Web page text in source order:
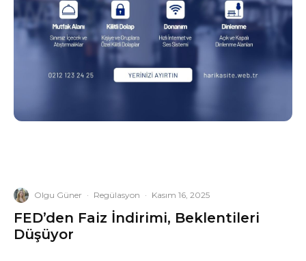
Olgu Güner · Regülasyon · Kasım 16, 2025
FED’den Faiz İndirimi, Beklentileri
Düşüyor